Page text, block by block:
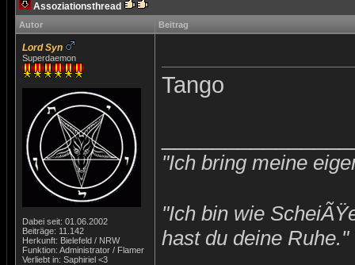
Assoziationsthread
Autor Beitrag
Lord Syn
Superdaemon
Dabei seit: 01.06.2002
Beiträge: 11.142
Herkunft: Bielefeld / NRW
Funktion: Administrator / Flamer
Verliebt in: Saphiriel <3
Tango
"Ich bring meine
"Ich bin wie
hast du deine